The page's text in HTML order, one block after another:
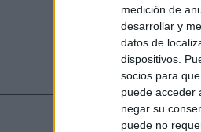
medición de
desarrollar y
datos de
dispositivos.
socios para
puede acceder
negar su
puede no